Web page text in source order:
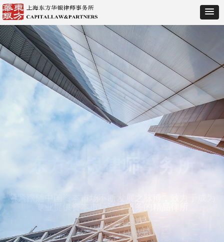
深耕资本市场法律业务逾20年
具有丰富的境内A股发行上市的经验
和成功案例